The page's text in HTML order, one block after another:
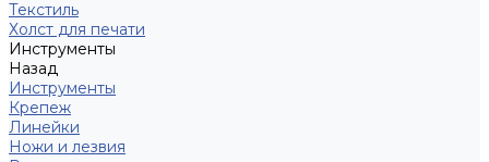
Текстиль
Холст для печати
Инструменты
Назад
Инструменты
Крепеж
Линейки
Ножи и лезвия